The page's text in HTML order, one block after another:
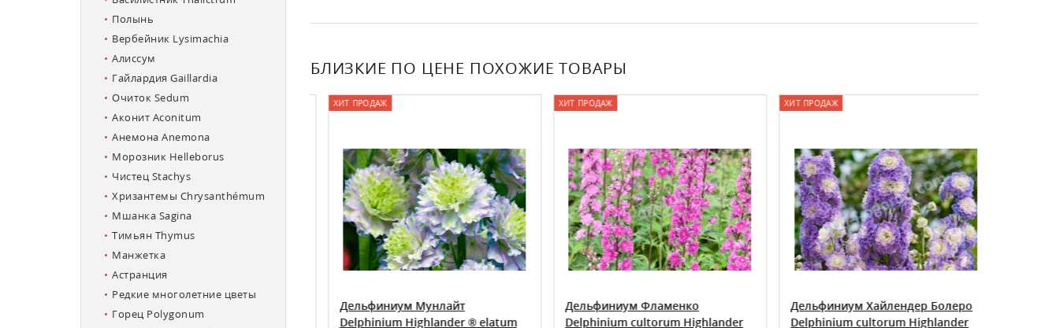
Полынь
Вербейник Lysimachia
Алиссум
Гайлардия Gaillardia
Очиток Sedum
Аконит Aconitum
Анемона Anemona
Морозник Helleborus
Чистец Stachys
Хризантемы Chrysanthémum
Мшанка Sagina
Тимьян Thymus
Манжетка
Астранция
Редкие многолетние цветы
Горец Polygonum
БЛИЗКИЕ ПО ЦЕНЕ ПОХОЖИЕ ТОВАРЫ
М.Ф.Черри Блоссом Вайт Би
ХИТ ПРОДАЖ
Дельфиниум Мунлайт
Delphinium Highlander ® elatum
ХИТ ПРОДАЖ
Дельфиниум Фламенко
Delphinium cultorum Highlander
ХИТ ПРОДАЖ
Дельфиниум Хайлендер Болеро
Delphinium cultorum Highlander